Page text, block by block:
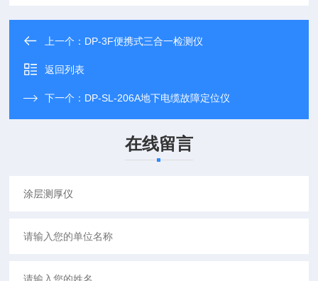
上一个： DP-3F便携式三合一检测仪
返回列表
下一个： DP-SL-206A地下电缆故障定位仪
在线留言